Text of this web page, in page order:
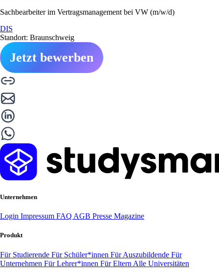
Sachbearbeiter im Vertragsmanagement bei VW (m/w/d)
DIS
Standort: Braunschweig
Jetzt bewerben
Unternehmen
Login Impressum FAQ AGB Presse Magazine
Produkt
Für Studierende Für Schüler*innen Für Auszubildende Für
Unternehmen Für Lehrer*innen Für Eltern Alle Universitäten